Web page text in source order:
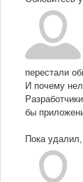
перестали
И почему
бы
Пока